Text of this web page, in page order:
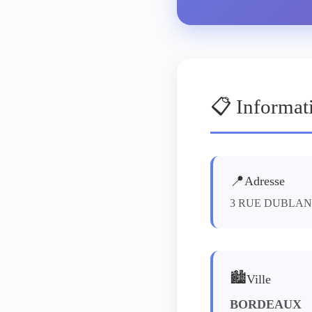
📋
📍Adresse
3 RUE DUBLAN
🏙️Ville
BORDEAUX